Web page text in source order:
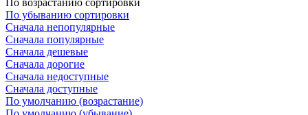
По возрастанию сортировки
По убыванию сортировки
Сначала непопулярные
Сначала популярные
Сначала дешевые
Сначала дорогие
Сначала недоступные
Сначала доступные
По умолчанию (возрастание)